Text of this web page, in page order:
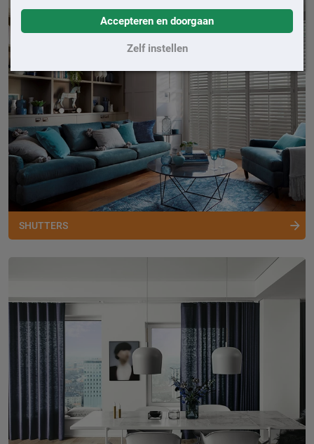
Accepteren en doorgaan
Zelf instellen
SHUTTERS